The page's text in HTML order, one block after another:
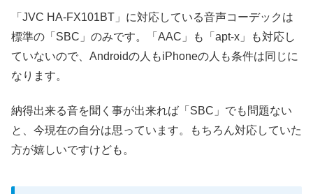
「JVC HA-FX101BT」に対応している音声コーデックは
標準の「SBC」のみです。「AAC」も「apt-x」も対応し
ていないので、Androidの人もiPhoneの人も条件は同じに
なります。
納得出来る音を聞く事が出来れば「SBC」でも問題ない
と、今現在の自分は思っています。もちろん対応していた
方が嬉しいですけども。